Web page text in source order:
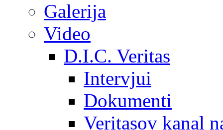
Galerija
Video
D.I.C. Veritas
Intervjui
Dokumenti
Veritasov kanal